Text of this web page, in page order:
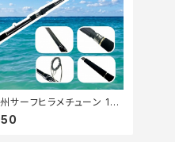
サーフヒラメチューン 100
リ】